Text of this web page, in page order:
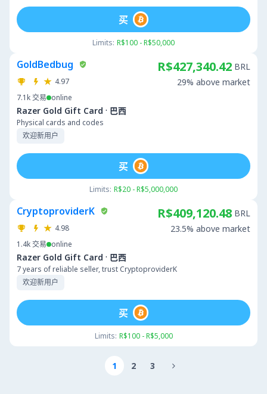
Limits: R$100 - R$50,000
买
GoldBedbug
4.97
7.1k交易 online
Razer Gold Gift Card · 巴西
Physical cards and codes
欢迎新用户
R$427,340.42 BRL
29% above market
Limits: R$20 - R$5,000,000
买
CryptoproviderK
4.98
1.4k交易 online
Razer Gold Gift Card · 巴西
7 years of reliable seller, trust CryptoproviderK
欢迎新用户
R$409,120.48 BRL
23.5% above market
Limits: R$100 - R$5,000
买
1 2 3 